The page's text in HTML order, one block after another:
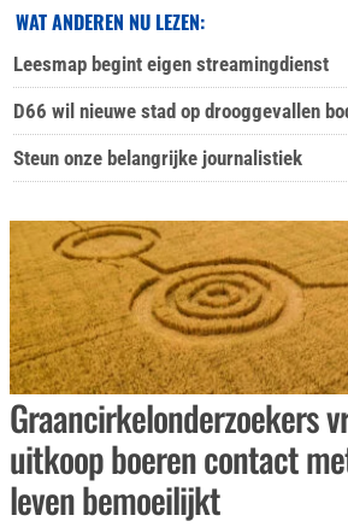
WAT ANDEREN NU LEZEN:
Leesmap begint eigen streamingdienst
D66 wil nieuwe stad op drooggevallen
Steun onze belangrijke journalistiek
Graancirkelonderzoekers
uitkoop boeren contact
leven bemoeilijkt